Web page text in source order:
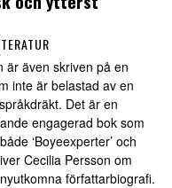
är även skriven på en
inte är belastad av en
Det är en
engagerad bok som
‘Boyeexperter’ och
Cecilia Persson om
författarbiografi.